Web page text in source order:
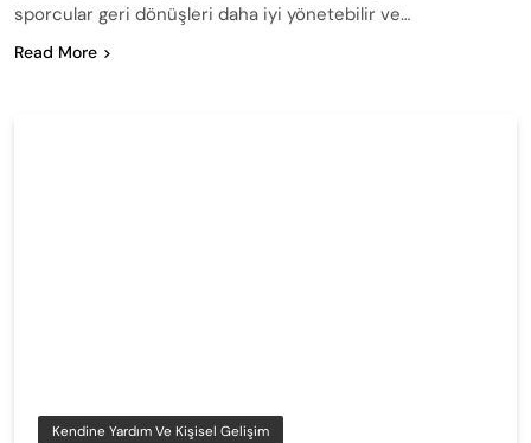
sporcular geri dönüşleri daha iyi yönetebilir ve…
Read More
Kendine Yardım Ve Kişisel Gelişim